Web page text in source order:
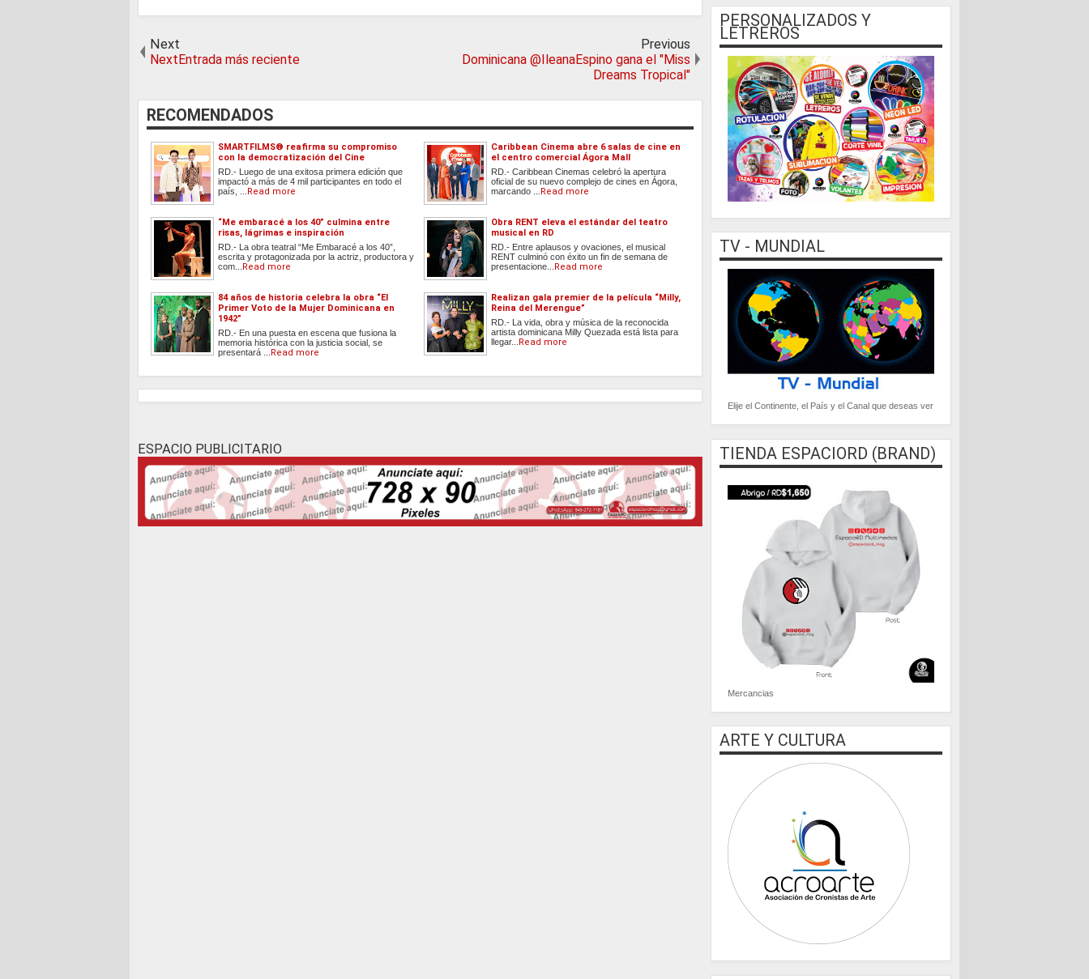
Next
NextEntrada más reciente
Previous
Dominicana @IleanaEspino gana el "Miss
Dreams Tropical"
RECOMENDADOS
SMARTFILMS®️ reafirma su compromiso
con la democratización del Cine
RD.- Luego de una exitosa primera edición que
impactó a más de 4 mil participantes en todo el
país, ... Read more
Caribbean Cinema abre 6 salas de cine en
el centro comercial Ágora Mall
RD.- Caribbean Cinemas celebró la apertura
oficial de su nuevo complejo de cines en Ágora,
marcando ... Read more
“Me embaracé a los 40” culmina entre
risas, lágrimas e inspiración
RD.- La obra teatral “Me Embaracé a los 40”,
escrita y protagonizada por la actriz, productora y
com... Read more
Obra RENT eleva el estándar del teatro
musical en RD
RD.- Entre aplausos y ovaciones, el musical
RENT culminó con éxito un fin de semana de
presentacione... Read more
84 años de historia celebra la obra “El
Primer Voto de la Mujer Dominicana en
1942”
RD.- En una puesta en escena que fusiona la
memoria histórica con la justicia social, se
presentará ... Read more
Realizan gala premier de la película “Milly,
Reina del Merengue”
RD.- La vida, obra y música de la reconocida
artista dominicana Milly Quezada está lista para
llegar... Read more
ESPACIO PUBLICITARIO
PERSONALIZADOS Y
LETREROS
TV - MUNDIAL
Elije el Continente, el País y el Canal que deseas ver
TIENDA ESPACIORD (BRAND)
Mercancias
ARTE Y CULTURA